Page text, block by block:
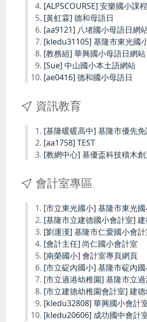
[ALPSCOURSE] 安樂國小課
[黃虹霖] 德和母語日
[aa9121] 八堵國小母語日網
[kledu31105] 基隆市東光國
[教務組] 華興國小母語日網站
[Sue] 中山國小本土語網站
[ae0416] 德和國小母語日
資訊教育
[基隆暖暖高中] 基隆市優先
[aa1758] TEST
[教網中心] 基優盃科技積木
會計室專區
[市立東光國小] 基隆市東光
[基隆市立建德國小會計室]
[劉運漢] 基隆市仁愛國小會
[會計主任] 尚仁國小會計室
[南榮國小] 會計室專頁網頁
[市立碇內國小] 基隆市碇內
[市立過港幼稚園] 基隆市立
[市立建德幼稚園會計室] 建
[kledu32808] 華興國小會計
[kledu20606] 成功國中會計